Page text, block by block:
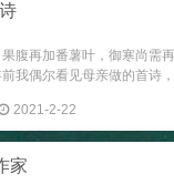
腹再加番薯叶，御寒尚需
我偶尔看见母亲做的首诗
2021-2-22
家